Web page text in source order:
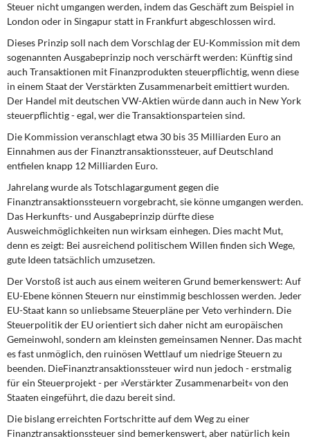
Steuer nicht umgangen werden, indem das Geschäft zum Beispiel in
London oder in Singapur statt in Frankfurt abgeschlossen wird.
Dieses Prinzip soll nach dem Vorschlag der EU-Kommission mit dem
sogenannten Ausgabeprinzip noch verschärft werden: Künftig sind
auch Transaktionen mit Finanzprodukten steuerpflichtig, wenn diese
in einem Staat der Verstärkten Zusammenarbeit emittiert wurden.
Der Handel mit deutschen VW-Aktien würde dann auch in New York
steuerpflichtig - egal, wer die Transaktionsparteien sind.
Die Kommission veranschlagt etwa 30 bis 35 Milliarden Euro an
Einnahmen aus der Finanztransaktionssteuer, auf Deutschland
entfielen knapp 12 Milliarden Euro.
Jahrelang wurde als Totschlagargument gegen die
Finanztransaktionssteuern vorgebracht, sie könne umgangen werden.
Das Herkunfts- und Ausgabeprinzip dürfte diese
Ausweichmöglichkeiten nun wirksam einhegen. Dies macht Mut,
denn es zeigt: Bei ausreichend politischem Willen finden sich Wege,
gute Ideen tatsächlich umzusetzen.
Der Vorstoß ist auch aus einem weiteren Grund bemerkenswert: Auf
EU-Ebene können Steuern nur einstimmig beschlossen werden. Jeder
EU-Staat kann so unliebsame Steuerpläne per Veto verhindern. Die
Steuerpolitik der EU orientiert sich daher nicht am europäischen
Gemeinwohl, sondern am kleinsten gemeinsamen Nenner. Das macht
es fast unmöglich, den ruinösen Wettlauf um niedrige Steuern zu
beenden. DieFinanztransaktionssteuer wird nun jedoch - erstmalig
für ein Steuerprojekt - per »Verstärkter Zusammenarbeit« von den
Staaten eingeführt, die dazu bereit sind.
Die bislang erreichten Fortschritte auf dem Weg zu einer
Finanztransaktionssteuer sind bemerkenswert, aber natürlich kein